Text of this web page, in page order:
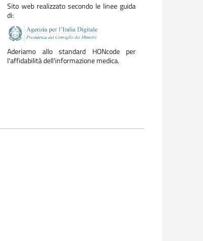
Sito web realizzato secondo le linee guida
di:
Aderiamo allo standard HONcode per
l'affidabilità dell'informazione medica.